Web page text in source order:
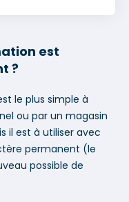
est
?
le plus simple à
ou par un magasin
il est à utiliser avec
permanent (le
possible de